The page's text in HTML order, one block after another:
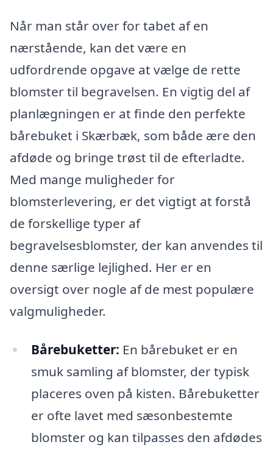
Når man står over for tabet af en
nærstående, kan det være en
udfordrende opgave at vælge de rette
blomster til begravelsen. En vigtig del af
planlægningen er at finde den perfekte
bårebuket i Skærbæk, som både ære den
afdøde og bringe trøst til de efterladte.
Med mange muligheder for
blomsterlevering, er det vigtigt at forstå
de forskellige typer af
begravelsesblomster, der kan anvendes til
denne særlige lejlighed. Her er en
oversigt over nogle af de mest populære
valgmuligheder.
Bårebuketter: En bårebuket er en
smuk samling af blomster, der typisk
placeres oven på kisten. Bårebuketter
er ofte lavet med sæsonbestemte
blomster og kan tilpasses den afdødes